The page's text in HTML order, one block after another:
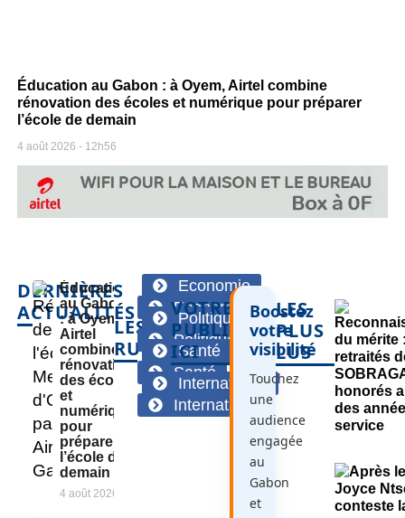
Éducation au Gabon : à Oyem, Airtel combine
rénovation des écoles et numérique pour préparer
l’école de demain
4 août 2026 12h56
DERNIÈRES
ACTUALITÉS
Éducation
au Gabon
: à Oyem,
Airtel
combine
rénovation
des écoles
et
numérique
pour
préparer
l’école de
demain
4 août 2026
LES
RUBRIQUES
Economie
Politique
Santé
International
Economie
Politique
Santé
International
VOTRE
PUBLICITÉ
ICI
Boostez
votre
visibilité
Touchez
une
audience
engagée
au
Gabon
et
LES
PLUS
LUS